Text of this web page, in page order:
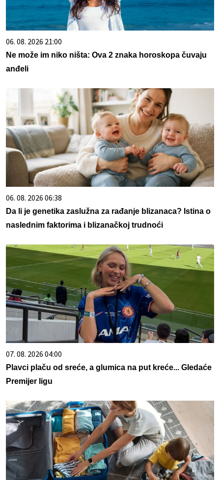
06. 08. 2026 21:00
Ne može im niko ništa: Ova 2 znaka horoskopa čuvaju
anđeli
06. 08. 2026 06:38
Da li je genetika zaslužna za rađanje blizanaca? Istina o
naslednim faktorima i blizanačkoj trudnoći
07. 08. 2026 04:00
Plavci plaču od sreće, a glumica na put kreće... Gledaće
Premijer ligu